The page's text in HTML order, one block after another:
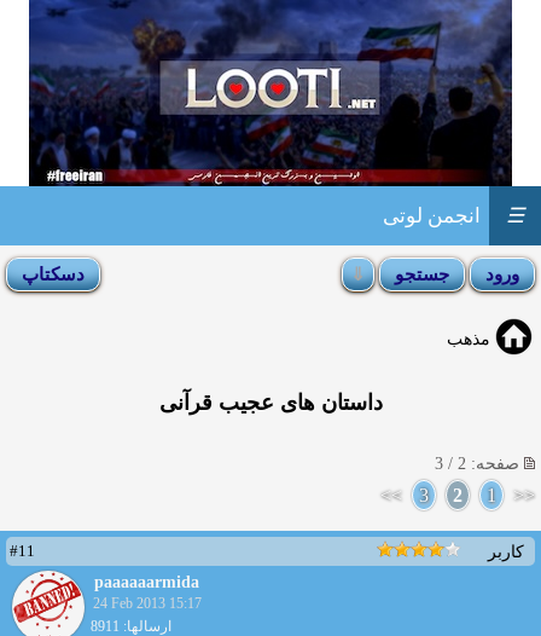
انجمن لوتی ☰
مذهب
داستان های عجیب قرآنی
صفحه: 2 / 3
<<
1
2
3
>>
کاربر
#11
paaaaaarmida
24 Feb 2013 15:17
ارسالها: 8911